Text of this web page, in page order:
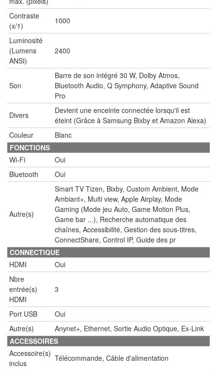
Contraste
(x/1)
1000
Luminosité
(Lumens
ANSI)
2400
Son
Barre de son intégré 30 W, Dolby Atmos,
Bluetooth Audio, Q Symphony, Adaptive Sound
Pro
Divers
Devient une enceinte connectée lorsqu'il est
éteint (Grâce à Samsung Bixby et Amazon Alexa)
Couleur
Blanc
FONCTIONS
Wi-Fi
Oui
Bluetooth
Oui
Autre(s)
Smart TV Tizen, Bixby, Custom Ambient, Mode
Ambiant+, Multi view, Apple Airplay, Mode
Gaming (Mode jeu Auto, Game Motion Plus,
Game bar ...), Recherche automatique des
chaînes, Accessibilité, Gestion des sous-titres,
ConnectShare, Control IP, Guide des pr
CONNECTIQUE
HDMI
Oui
Nbre
entrée(s)
HDMI
3
Port USB
Oui
Autre(s)
Anynet+, Ethernet, Sortie Audio Optique, Ex-Link
ACCESSOIRES
Accessoire(s)
inclus
Télécommande, Câble d'alimentation